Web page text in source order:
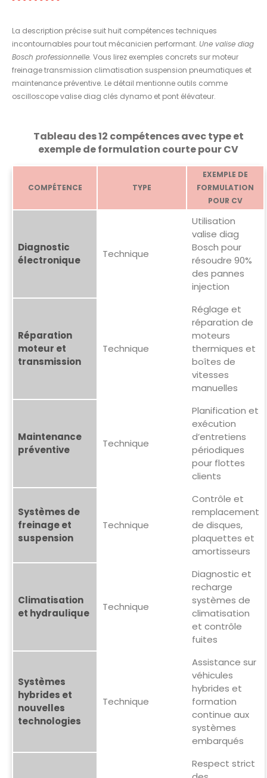
La description précise suit huit compétences techniques
incontournables pour tout mécanicien performant. Une valise diag
Bosch professionnelle. Vous lirez exemples concrets sur moteur
freinage transmission climatisation suspension pneumatiques et
maintenance préventive. Le détail mentionne outils comme
oscilloscope valise diag clés dynamo et pont élévateur.
Tableau des 12 compétences avec type et
exemple de formulation courte pour CV
COMPÉTENCE TYPE
EXEMPLE DE
FORMULATION
POUR CV
Diagnostic
électronique
Technique
Utilisation
valise diag
Bosch pour
résoudre 90%
des pannes
injection
Réparation
moteur et
transmission
Technique
Réglage et
réparation de
moteurs
thermiques et
boîtes de
vitesses
manuelles
Maintenance
préventive
Technique
Planification et
exécution
d’entretiens
périodiques
pour flottes
clients
Systèmes de
freinage et
suspension
Technique
Contrôle et
remplacement
de disques,
plaquettes et
amortisseurs
Climatisation
et hydraulique
Technique
Diagnostic et
recharge
systèmes de
climatisation
et contrôle
fuites
Systèmes
hybrides et
nouvelles
technologies
Technique
Assistance sur
véhicules
hybrides et
formation
continue aux
systèmes
embarqués
Respect strict